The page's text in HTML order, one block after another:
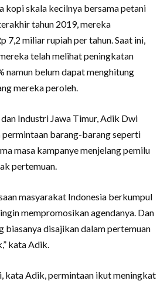
kopi skala kecilnya bersama petani
tahun 2019, mereka
7,2 miliar rupiah per tahun. Saat ini,
telah melihat peningkatan
namun belum dapat menghitung
mereka peroleh.
Industri Jawa Timur, Adik Dwi
barang-barang seperti
masa kampanye menjelang pemilu
pertemuan.
masyarakat Indonesia berkumpul
mempromosikan agendanya. Dan
biasanya disajikan dalam pertemuan
kata Adik.
kata Adik, permintaan ikut meningkat